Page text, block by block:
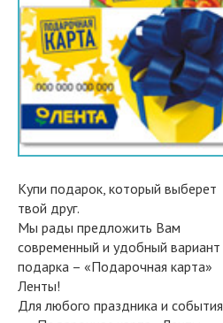
Купи подарок, который выберет
твой друг.
Мы рады предложить Вам
современный и удобный вариант
подарка – «Подарочная карта»
Ленты!
Для любого праздника и события